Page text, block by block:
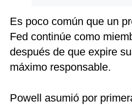
Es poco común que un
Fed continúe como
después de que expire
máximo responsable.
Powell asumió por